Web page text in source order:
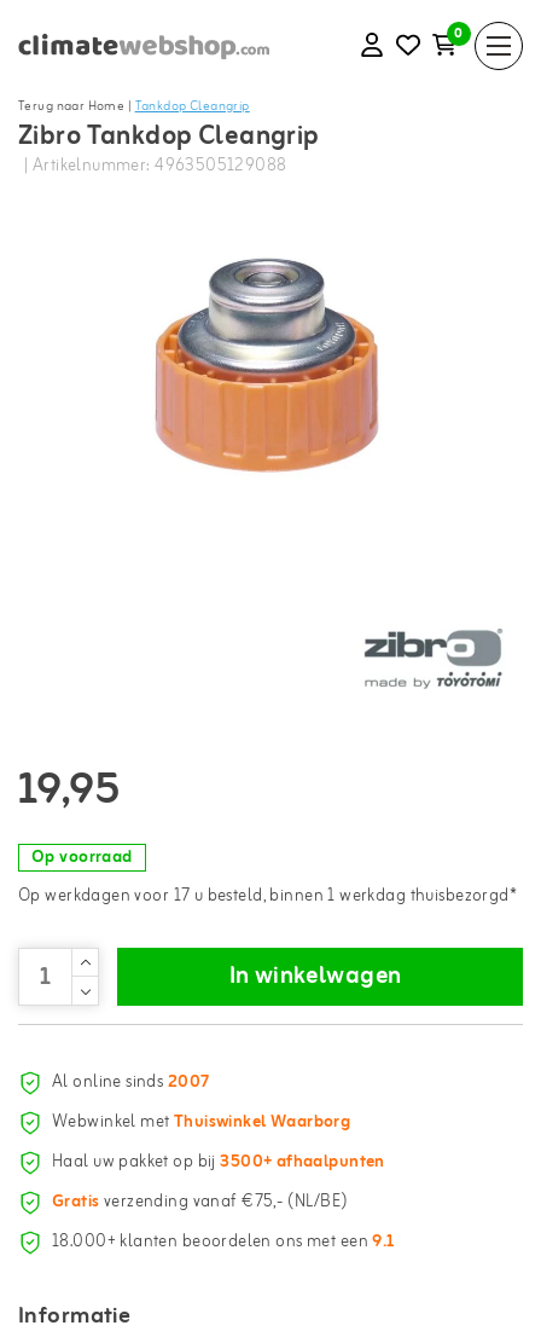
0
Terug naar Home |Tankdop Cleangrip
Zibro Tankdop Cleangrip
| Artikelnummer: 4963505129088
19,95
Op voorraad
Op werkdagen voor 17 u besteld, binnen 1 werkdag thuisbezorgd*
In winkelwagen
Al online sinds2007
Webwinkel metThuiswinkel Waarborg
Haal uw pakket op bij3500+ afhaalpunten
Gratisverzending vanaf €75,- (NL/BE)
18.000+ klanten beoordelen ons met een9.1
Informatie